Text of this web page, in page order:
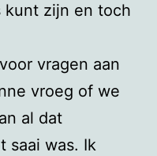
kunt zijn en toch
vragen aan
vroeg of we
al dat
saai was. Ik